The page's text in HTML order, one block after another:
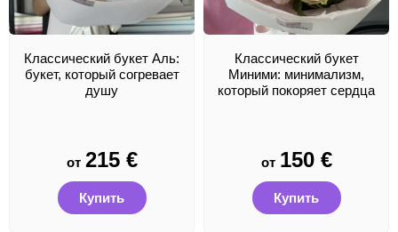
Классический букет Аль:
букет, который согревает
душу
от 215 €
Купить
Классический букет
Миними: минимализм,
который покоряет сердца
от 150 €
Купить